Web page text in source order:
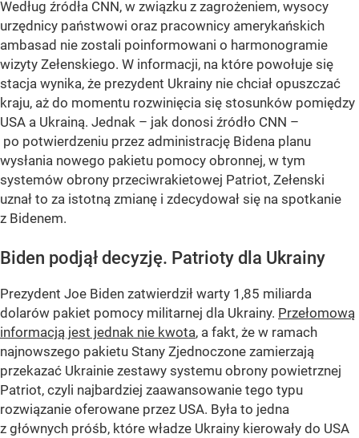
Według źródła CNN, w związku z zagrożeniem, wysocy
urzędnicy państwowi oraz pracownicy amerykańskich
ambasad nie zostali poinformowani o harmonogramie
wizyty Zełenskiego. W informacji, na które powołuje się
stacja wynika, że prezydent Ukrainy nie chciał opuszczać
kraju, aż do momentu rozwinięcia się stosunków pomiędzy
USA a Ukrainą. Jednak – jak donosi źródło CNN –
po potwierdzeniu przez administrację Bidena planu
wysłania nowego pakietu pomocy obronnej, w tym
systemów obrony przeciwrakietowej Patriot, Zełenski
uznał to za istotną zmianę i zdecydował się na spotkanie
z Bidenem.
Biden podjął decyzję. Patrioty dla Ukrainy
Prezydent Joe Biden zatwierdził warty 1,85 miliarda
dolarów pakiet pomocy militarnej dla Ukrainy. Przełomową
informacją jest jednak nie kwota, a fakt, że w ramach
najnowszego pakietu Stany Zjednoczone zamierzają
przekazać Ukrainie zestawy systemu obrony powietrznej
Patriot, czyli najbardziej zaawansowanie tego typu
rozwiązanie oferowane przez USA. Była to jedna
z głównych próśb, które władze Ukrainy kierowały do USA